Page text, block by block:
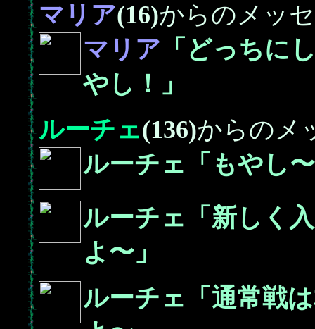
マリア(16)からのメッ
マリア 「どっちに
やし！」
ルーチェ(136)からのメ
ルーチェ「もやし
ルーチェ「新しく
よ〜」
ルーチェ「通常戦